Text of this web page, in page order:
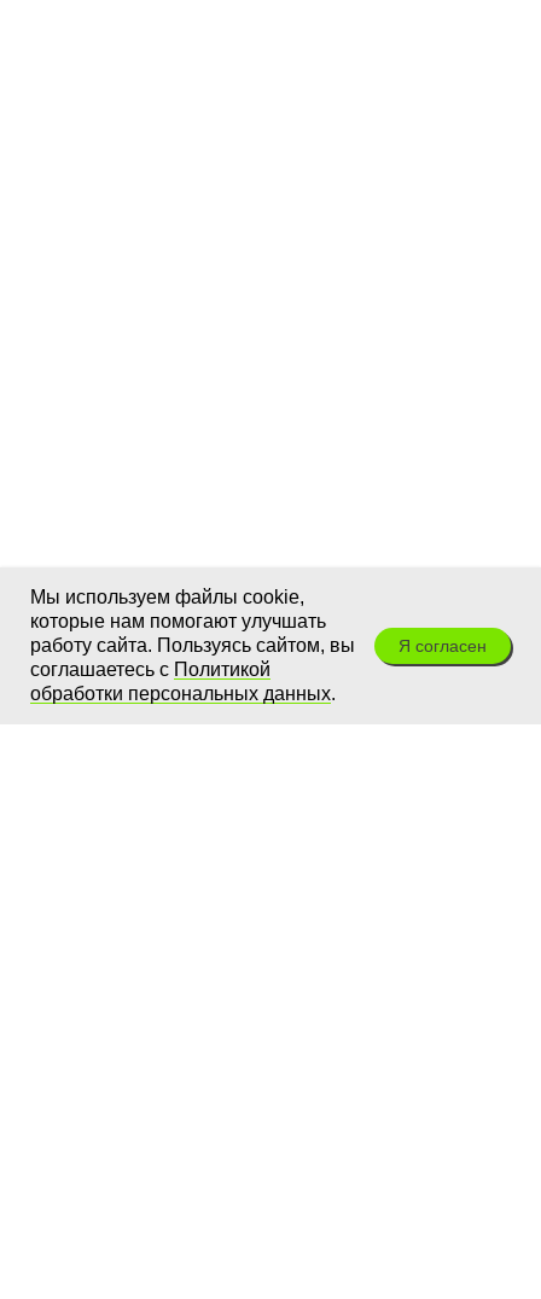
Мы используем файлы cookie,
которые нам помогают улучшать
работу сайта. Пользуясь сайтом, вы
соглашаетесь с Политикой
обработки персональных данных.
Я согласен